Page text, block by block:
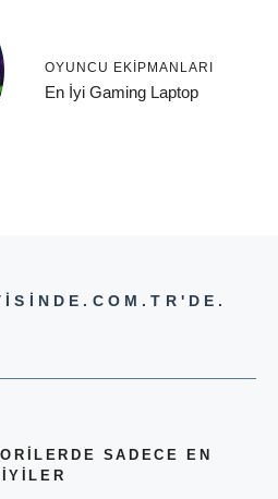
OYUNCU EKIPMANLARI
En İyi Gaming Laptop
SADECE EN
İYİLER